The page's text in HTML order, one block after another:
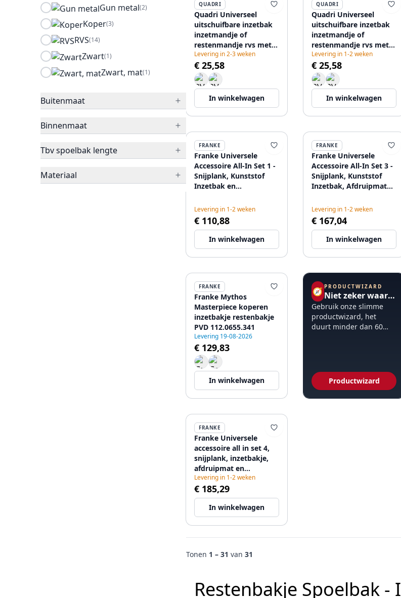
Gun metal(2)
Koper(3)
RVS(14)
Zwart(1)
Zwart, mat(1)
Buitenmaat
Binnenmaat
Tbv spoelbak lengte
Materiaal
QUADRI
Quadri Universeel
uitschuifbare inzetbak
inzetmandje of
restenmandje rvs met
beige handgrepen
225mm breed
1208967544
Levering in 2-3 weken
€ 25,58
In winkelwagen
QUADRI
Quadri Universeel
uitschuifbare inzetbak
inzetmandje of
restenmandje rvs met
zwart 22,5cm breed
1208956037
Levering in 1-2 weken
€ 25,58
In winkelwagen
FRANKE
Franke Universele
Accessoire All-In Set 1 -
Snijplank, Kunststof
Inzetbak en
112.0655.481
Levering in 1-2 weken
€ 110,88
In winkelwagen
FRANKE
Franke Universele
Accessoire All-In Set 3 -
Snijplank, Kunststof
Inzetbak, Afdruipmat
112.0655.483
Levering in 1-2 weken
€ 167,04
In winkelwagen
FRANKE
Franke Mythos
Masterpiece koperen
inzetbakje restenbakje
PVD 112.0655.341
Levering 19-08-2026
€ 129,83
In winkelwagen
🧭 PRODUCTWIZARD
Niet zeker waar te beginnen?
Gebruik onze slimme
productwizard, het
duurt minder dan 60
Productwizard
FRANKE
Franke Universele
accessoire all in set 4,
snijplank, inzetbakje,
afdruipmat en
opbergbakje
112.0655.488
Levering in 1-2 weken
€ 185,29
In winkelwagen
Tonen 1 – 31 van 31
Restenbakje Spoelbak